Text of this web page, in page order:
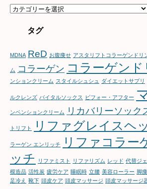
カ
タグ
MDNA ReD お腹痩せ アスタリフトコラーゲンドリ
ム コラーゲン コラーゲンド
ンションクリーム スタイルシュシュ ダイエットサプリ
ルクレンズ バイタルソックス ビフォー・アフター
ンベンションクリーム リカバリーソック
トリフト リファグレイスヘ
ラーゲン エンリッチ
リファコラー
ッチ
リファミスト リファリズム レッド 代替ジ
模造品 活性炭 疲労ケア 睡眠時 立腰 美容ローラー 脚
足冷え 靴下 頭皮ケア 頭皮マッサージ 頭皮マッサージ